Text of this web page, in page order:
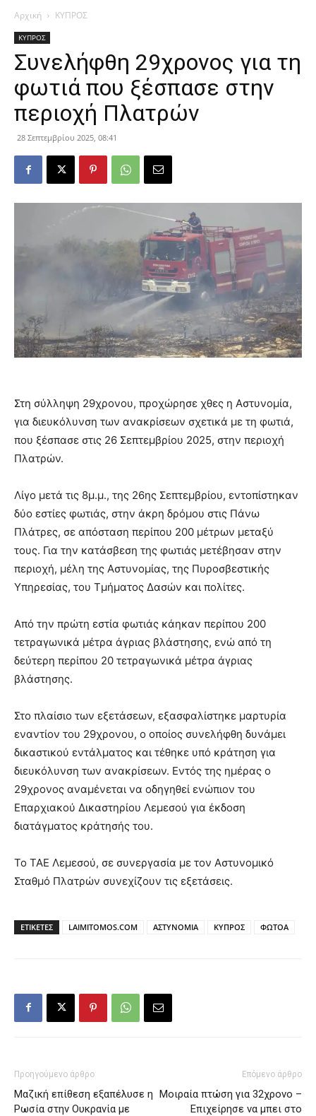
Αρχική ΚΥΠΡΟΣ
ΚΥΠΡΟΣ
Συνελήφθη 29χρονος για τη
φωτιά που ξέσπασε στην
περιοχή Πλατρών
28 Σεπτεμβρίου 2025, 08:41
Στη σύλληψη 29χρονου, προχώρησε χθες η Αστυνομία,
για διευκόλυνση των ανακρίσεων σχετικά με τη φωτιά,
που ξέσπασε στις 26 Σεπτεμβρίου 2025, στην περιοχή
Πλατρών.
Λίγο μετά τις 8μ.μ., της 26ης Σεπτεμβρίου, εντοπίστηκαν
δύο εστίες φωτιάς, στην άκρη δρόμου στις Πάνω
Πλάτρες, σε απόσταση περίπου 200 μέτρων μεταξύ
τους. Για την κατάσβεση της φωτιάς μετέβησαν στην
περιοχή, μέλη της Αστυνομίας, της Πυροσβεστικής
Υπηρεσίας, του Τμήματος Δασών και πολίτες.
Από την πρώτη εστία φωτιάς κάηκαν περίπου 200
τετραγωνικά μέτρα άγριας βλάστησης, ενώ από τη
δεύτερη περίπου 20 τετραγωνικά μέτρα άγριας
βλάστησης.
Στο πλαίσιο των εξετάσεων, εξασφαλίστηκε μαρτυρία
εναντίον του 29χρονου, ο οποίος συνελήφθη δυνάμει
δικαστικού εντάλματος και τέθηκε υπό κράτηση για
διευκόλυνση των ανακρίσεων. Εντός της ημέρας ο
29χρονος αναμένεται να οδηγηθεί ενώπιον του
Επαρχιακού Δικαστηρίου Λεμεσού για έκδοση
διατάγματος κράτησής του.
Το ΤΑΕ Λεμεσού, σε συνεργασία με τον Αστυνομικό
Σταθμό Πλατρών συνεχίζουν τις εξετάσεις.
ΕΤΙΚΕΤΕΣ LAIMITOMOS.COM ΑΣΤΥΝΟΜΙΑ ΚΥΠΡΟΣ ΦΩΤΟΑ
Προηγούμενο άρθρο
Μαζική επίθεση εξαπέλυσε η
Ρωσία στην Ουκρανία με
Επόμενο άρθρο
Μοιραία πτώση για 32χρονο –
Επιχείρησε να μπει στο